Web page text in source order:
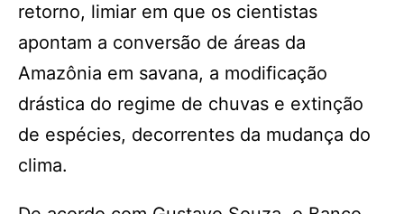
retorno, limiar em que os cientistas
apontam a conversão de áreas da
Amazônia em savana, a modificação
drástica do regime de chuvas e extinção
de espécies, decorrentes da mudança do
clima.